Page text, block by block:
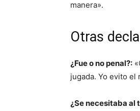
manera».
Otras
¿Fue o no penal?:
jugada. Yo evito el
¿Se necesitaba al